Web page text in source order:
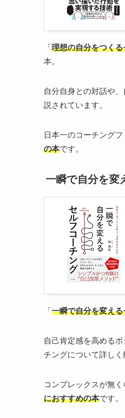
「 理想の自分をつく
本。
自分自身との対話や
説されています。
日本一のコーチング
の本です。
一瞬で自分を変
「 一瞬で自分を変え
自己肯定感を高める
チングについて詳しく
コンプレックスが無
におすすめの本です。